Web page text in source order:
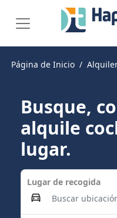
Página de Inicio
Busque,
alquile
lugar.
Lugar de recogida